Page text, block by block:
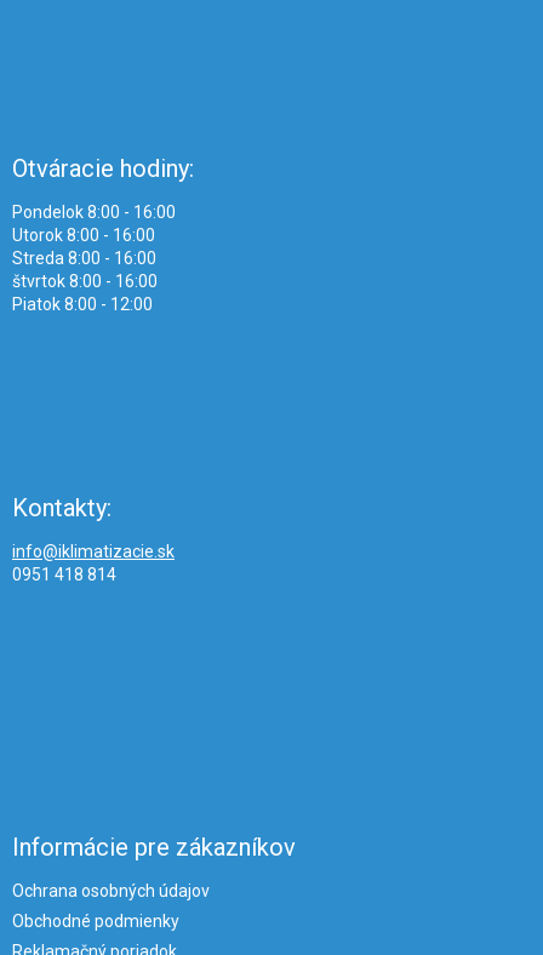
Otváracie hodiny:
Pondelok 8:00 - 16:00
Utorok 8:00 - 16:00
Streda 8:00 - 16:00
štvrtok 8:00 - 16:00
Piatok 8:00 - 12:00
Kontakty:
info@iklimatizacie.sk
0951 418 814
Informácie pre zákazníkov
Ochrana osobných údajov
Obchodné podmienky